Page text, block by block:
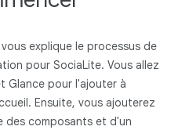
explique le processus de
pour SociaLite. Vous allez
Glance pour l'ajouter à
Ensuite, vous ajouterez
des composants et d'un